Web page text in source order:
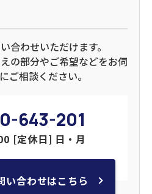
合わせいただけます。
の部分やご希望などをお伺
ご相談ください。
643-201
[定休日] 日・月
い合わせはこちら